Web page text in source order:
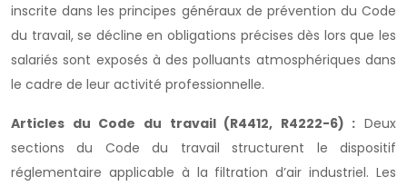
inscrite dans les principes généraux de prévention du Code
du travail, se décline en obligations précises dès lors que les
salariés sont exposés à des polluants atmosphériques dans
le cadre de leur activité professionnelle.
Articles du Code du travail (R4412, R4222-6) : Deux
sections du Code du travail structurent le dispositif
réglementaire applicable à la filtration d’air industriel. Les